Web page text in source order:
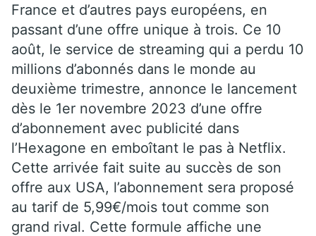
France et d’autres pays européens, en
passant d’une offre unique à trois. Ce 10
août, le service de streaming qui a perdu 10
millions d’abonnés dans le monde au
deuxième trimestre, annonce le lancement
dès le 1er novembre 2023 d’une offre
d’abonnement avec publicité dans
l’Hexagone en emboîtant le pas à Netflix.
Cette arrivée fait suite au succès de son
offre aux USA, l’abonnement sera proposé
au tarif de 5,99€/mois tout comme son
grand rival. Cette formule affiche une